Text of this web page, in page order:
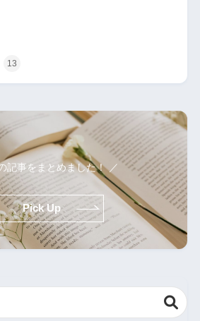
13
記事をまとめました！ ／
Pick Up